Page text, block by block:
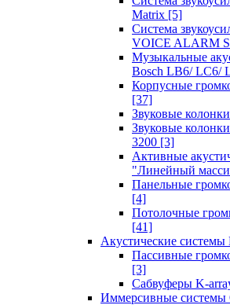
Matrix [5]
Система
VOICE ALARM
Музыкальные
Bosch LB6/ LC6/
Корпусные
[37]
Звуковые
Звуковые
3200 [3]
Активные
"Линейный
Панельные
[4]
Потолочные
[41]
Акустические системы
Пассивные
[3]
Сабвуферы K-
Иммерсивные системы